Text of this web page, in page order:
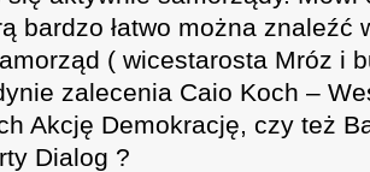
bardzo łatwo można znaleźć
( wicestarosta Mróz i
zalecenia Caio Koch –
Akcję Demokrację, czy też
Dialog ?